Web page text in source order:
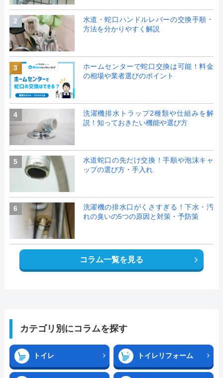
2
水道・蛇口ハンドルレバーの交換手順・
方法を分かりやすく解説
3
ホームセンターで蛇口交換は可能！料金
の相場や業者選びのポイント
4
洗濯機排水トラップ2種類や仕組みを解
説！知っておきたい機能や選び方
5
水道蛇口の先だけ交換！手順や泡沫キャ
ップの選び方・手入れ
6
洗濯機の排水口がくさすぎる！下水・汚
れの臭いの5つの原因と対策・予防策
コラム一覧を見る
カテゴリ別にコラムを探す
トイレ トイレリフォーム